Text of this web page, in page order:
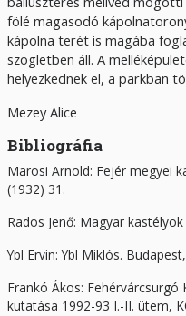
fölé magasodó
kápolna terét is magába
szögletben áll. A
helyezkednek el, a parkban
Mezey Alice
Bibliográfia
Marosi Arnold: Fejér megyei
(1932) 31.
Rados Jenő: Magyar
Ybl Ervin: Ybl Miklós.
Frankó Ákos:
kutatása 1992-93 I.-II. ütem,